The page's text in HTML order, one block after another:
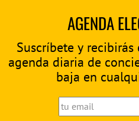
AGENDA
Suscríbete y
agenda diaria de
baja en